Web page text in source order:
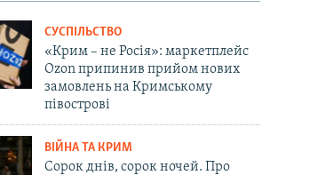
СУСПІЛЬСТВО
«Крим – не Росія»: маркетплейс
Ozon припинив прийом нових
замовлень на Кримському
півострові
ВІЙНА ТА КРИМ
Сорок днів, сорок ночей. Про